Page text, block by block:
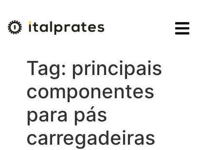
Tag: principais
componentes
para pás
carregadeiras